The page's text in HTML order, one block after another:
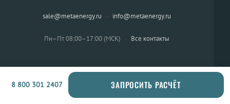
sale@metaenergy.ru · info@metaenergy.ru
Пн–Пт 08:00–17:00 (МСК) · Все контакты
ОСТАЛИСЬ ВОПРОСЫ?
8 800 301 2407 ЗАПРОСИТЬ РАСЧЁТ